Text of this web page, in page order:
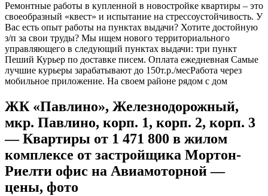
Ремонтные работы в купленной в новостройке квартиры – это
своеобразный «квест» и испытание на стрессоустойчивость. У
Вас есть опыт работы на пунктах выдачи? Хотите достойную
з/п за свои труды? Мы ищем нового территориального
управляющего в следующий пунктах выдачи: три пункт
Пеший Курьер по доставке писем. Оплата ежедневная Самые
лучшие курьеры зарабатывают до 150т.р./месРабота через
мобильное приложение. На своем районе рядом с дом
ЖК «Павлино», Железнодорожный,
мкр. Павлино, корп. 1, корп. 2, корп. 3
— Квартиры от 1 471 800 в жилом
комплексе от застройщика Мортон-
Риелти офис на Авиамоторной —
цены, фото